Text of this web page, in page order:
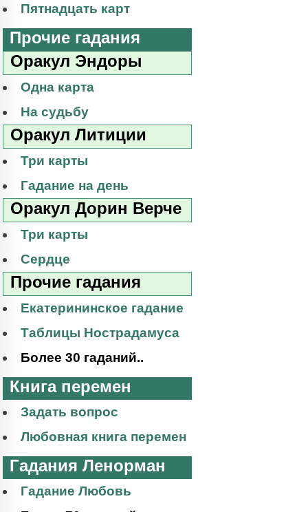
Пятнадцать карт
Прочие гадания
Оракул Эндоры
Одна карта
На судьбу
Оракул Литиции
Три карты
Гадание на день
Оракул Дорин Верче
Три карты
Сердце
Прочие гадания
Екатерининское гадание
Таблицы Нострадамуса
Более 30 гаданий..
Книга перемен
Задать вопрос
Любовная книга перемен
Гадания Ленорман
Гадание Любовь